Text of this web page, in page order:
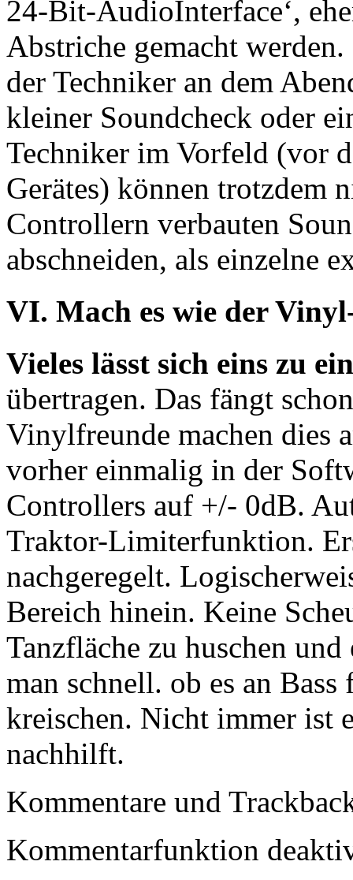
24-Bit-AudioInterface‘,
Abstriche gemacht
der Techniker an dem
kleiner Soundcheck oder
Techniker im Vorfeld (vor
Gerätes) können trotzdem
Controllern verbauten
abschneiden, als einzelne
VI. Mach es wie der
Vieles lässt sich eins zu
übertragen. Das fängt
Vinylfreunde machen dies
vorher einmalig in der
Controllers auf +/- 0dB.
Traktor-Limiterfunktion.
nachgeregelt.
Bereich hinein. Keine
Tanzfläche zu huschen
man schnell. ob es an
kreischen. Nicht immer ist
nachhilft.
Kommentare und
Kommentarfunktion